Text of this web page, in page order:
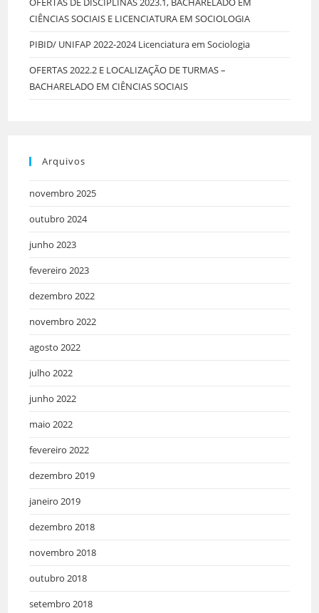
CIÊNCIAS SOCIAIS E LICENCIATURA EM SOCIOLOGIA
PIBID/ UNIFAP 2022-2024 Licenciatura em Sociologia
OFERTAS 2022.2 E LOCALIZAÇÃO DE TURMAS –
BACHARELADO EM CIÊNCIAS SOCIAIS
Arquivos
novembro 2025
outubro 2024
junho 2023
fevereiro 2023
dezembro 2022
novembro 2022
agosto 2022
julho 2022
junho 2022
maio 2022
fevereiro 2022
dezembro 2019
janeiro 2019
dezembro 2018
novembro 2018
outubro 2018
setembro 2018